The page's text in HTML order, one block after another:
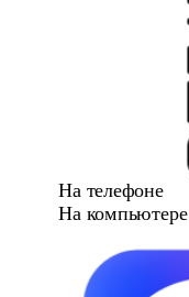
На телефоне
На компьютере